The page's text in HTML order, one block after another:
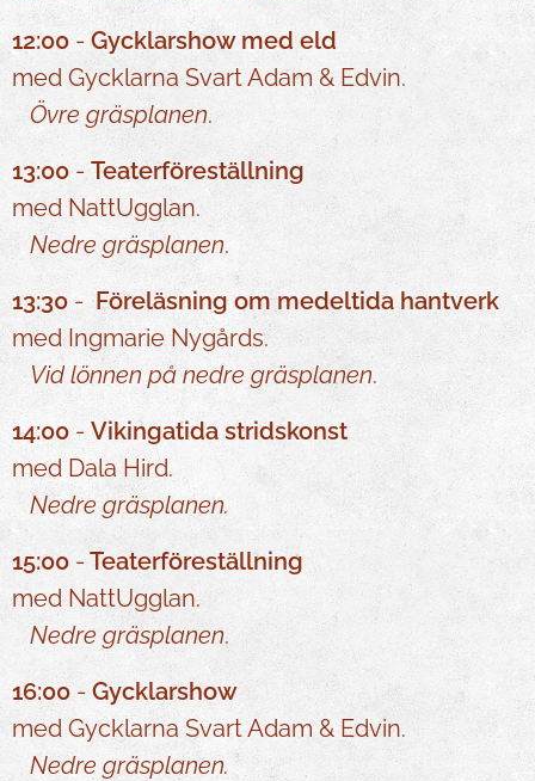
12:00 -Gycklarshow med eld
med Gycklarna Svart Adam & Edvin.
Övre gräsplanen.
13:00 - Teaterföreställning
med NattUgglan.
Nedre gräsplanen.
13:30 - Föreläsning om medeltida hantverk
med Ingmarie Nygårds.
Vid lönnen på nedre gräsplanen.
14:00 - Vikingatida stridskonst
med Dala Hird.
Nedre gräsplanen.
15:00 -Teaterföreställning
med NattUgglan.
Nedre gräsplanen.
16:00 - Gycklarshow
med Gycklarna Svart Adam & Edvin.
Nedre gräsplanen.